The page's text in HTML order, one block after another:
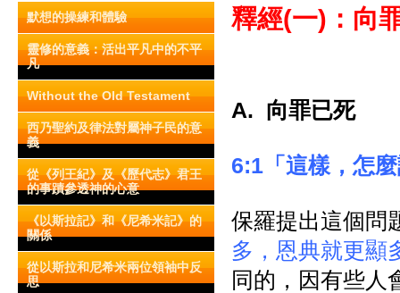
默想的操練和體驗
靈修的意義：活出平凡中的不平
凡
Without the Old Testament
西乃聖約及律法對屬神子民的意
義
從《列王紀》及《歷代志》君王
的事蹟參透神的心意
《以斯拉記》和《尼希米記》的
關係
從以斯拉和尼希米兩位領袖中反
思
釋經(一)：向
A. 向罪已死
6:1「這樣，怎
保羅提出這個問
多，恩典就更顯
同的，因有些